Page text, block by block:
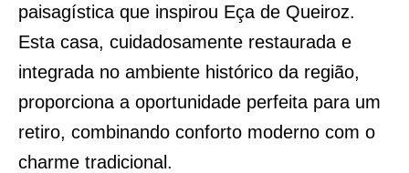
paisagística que inspirou Eça de Queiroz.
Esta casa, cuidadosamente restaurada e
integrada no ambiente histórico da região,
proporciona a oportunidade perfeita para um
retiro, combinando conforto moderno com o
charme tradicional.